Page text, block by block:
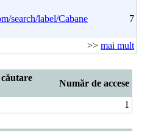
search/label/Cabane
7
>> mai mult
Număr de accese
1